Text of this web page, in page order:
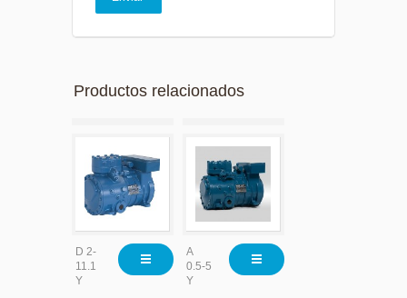
Productos relacionados
D 2-
11.1
Y
A
0.5-5
Y